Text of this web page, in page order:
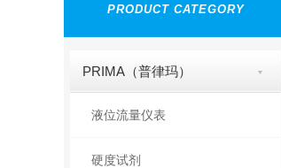
PRODUCT CATEGORY
PRIMA（普律玛）
液位流量仪表
硬度试剂